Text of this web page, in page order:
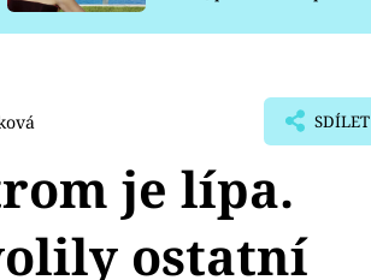
SDÍLET
je lípa.
ostatní